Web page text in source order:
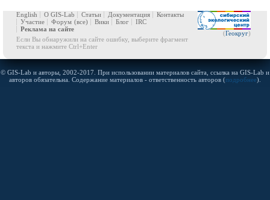
(Геокруг)
English О GIS-Lab Статьи Документация
Контакты
Участие
Форум (все) Вики Блог
IRC
Реклама на сайте
Если Вы обнаружили на сайте ошибку, выберите фрагмент
текста и нажмите Ctrl+Enter
© GIS-Lab и авторы, 2002-2017. При использовании материалов сайта, ссылка на GIS-Lab и
авторов обязательна. Содержание материалов - ответственность авторов (подробнее).